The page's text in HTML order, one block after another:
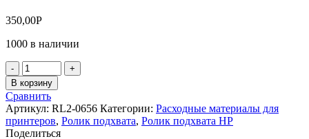
350,00Р
1000 в наличии
Количество
товара
Ролик
захвата
обходного
лотка
В корзину
Сравнить
Артикул: RL2-0656 Категории: Расходные материалы для
принтеров, Ролик подхвата, Ролик подхвата HP
Поделиться